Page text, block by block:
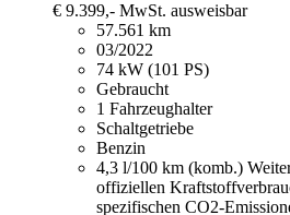
€ 9.399,- MwSt. ausweisbar
57.561 km
03/2022
74 kW (101 PS)
Gebraucht
1 Fahrzeughalter
Schaltgetriebe
Benzin
4,3 l/100 km (komb.)
offiziellen
spezifischen CO2-